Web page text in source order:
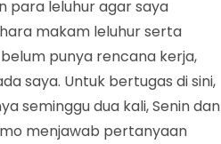
para leluhur agar saya
makam leluhur serta
punya rencana kerja,
saya. Untuk bertugas di sini,
seminggu dua kali, Senin dan
menjawab pertanyaan